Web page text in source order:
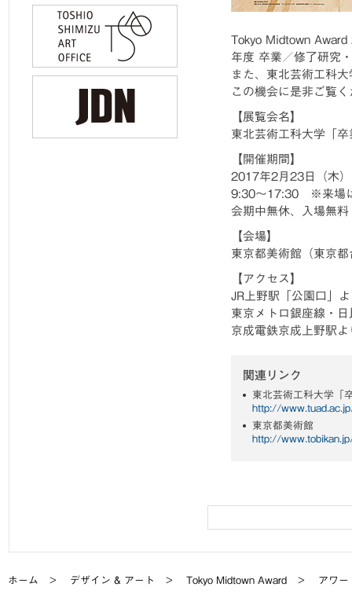
Tokyo Midtown
年度 卒業／修了研究
また、東北芸術工科
この機会に是非ご覧
【展覧会名】
東北芸術工科大学「
【開催期間】
2017年2月23日（木
9:30～17:30 ※来場
会期中無休、入場無料
【会場】
東京都美術館（東京
【アクセス】
JR上野駅「公園口」
東京メトロ銀座線・
京成電鉄京成上野駅
関連リンク
東北芸術工科大学「
http://
東京都美術館
http://
ホーム デザイン & アート Tokyo Midtown Award アワー